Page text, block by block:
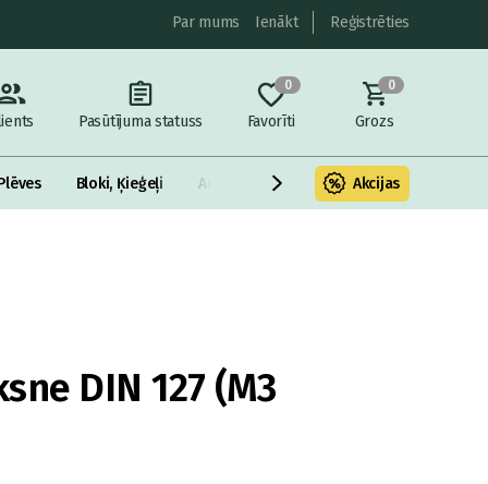
Par mums Ienākt Reģistrēties
Pasūtījuma statuss
0
Favorīti
0
Grozs
Bloki, Ķieģeļi Armatūra un metāls Fasādes
Akcijas
DIN 127 (M3